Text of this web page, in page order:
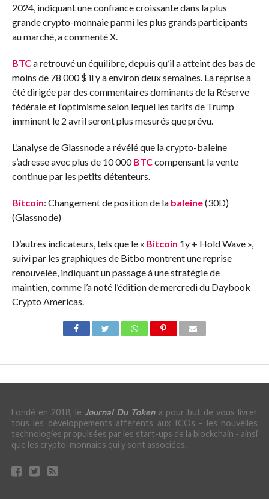
2024, indiquant une confiance croissante dans la plus
grande crypto-monnaie parmi les plus grands participants
au marché, a commenté X.
BTCa retrouvé un équilibre, depuis qu’il a atteint des bas de
moins de 78 000 $ il y a environ deux semaines. La reprise a
été dirigée par des commentaires dominants de la Réserve
fédérale et l’optimisme selon lequel les tarifs de Trump
imminent le 2 avril seront plus mesurés que prévu.
L’analyse de Glassnode a révélé que la crypto-baleine
s’adresse avec plus de 10 000BTCcompensant la vente
continue par les petits détenteurs.
Bitcoin: Changement de position de la baleine(30D)
(Glassnode)
D’autres indicateurs, tels que le « Bitcoin 1y + Hold Wave »,
suivi par les graphiques de Bitbo montrent une reprise
renouvelée, indiquant un passage à une stratégie de
maintien, comme l’a noté l’édition de mercredi du Daybook
Crypto Americas.
Fondé en 2018, le Journal Du Tokena pour but de vous livrer
tous les développements afférents aux ICOs - les nouvelles
technologies propulsées par les start-ups de la blockchain - ainsi
que les crypto-monnaies qui y sont associées.